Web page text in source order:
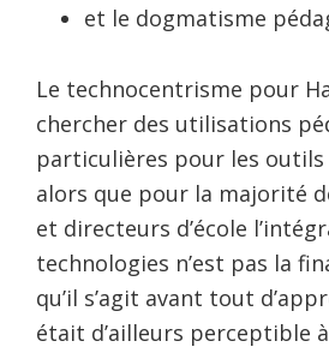
et le dogmatisme
Le technocentrisme pour
chercher des utilisations
particulières pour les
alors que pour la majorité
et directeurs d’école
technologies n’est pas la
qu’il s’agit avant tout
était d’ailleurs perceptible